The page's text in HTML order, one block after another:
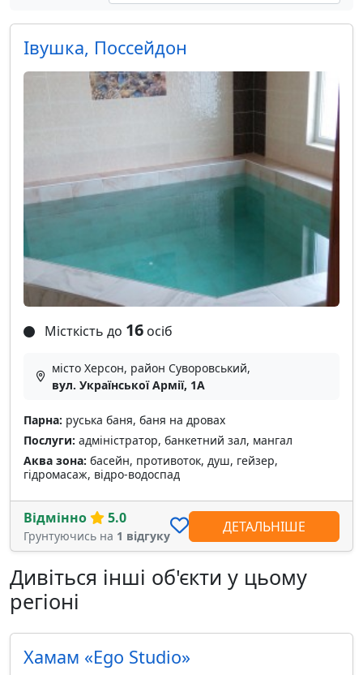
Івушка, Поссейдон
Місткість до 16 осіб
місто Херсон, район Суворовський,
вул. Української Армії, 1A
Парна: руська баня, баня на дровах
Послуги: адміністратор, банкетний зал, мангал
Аква зона: басейн, противоток, душ, гейзер,
гідромасаж, відро-водоспад
Відмінно 5.0
Грунтуючись на 1 відгуку
ДЕТАЛЬНІШЕ
Дивіться інші об'єкти у цьому
регіоні
Хамам «Ego Studio»